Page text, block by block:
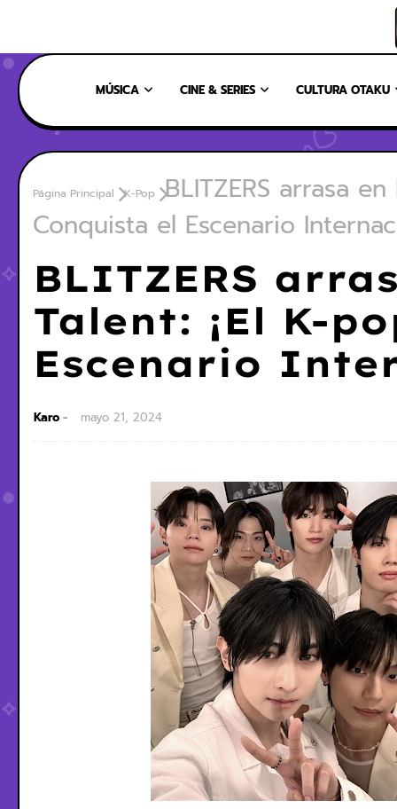
MÚSICA CINE & SERIES CULTURA OTAKU
Página Principal K-Pop
BLITZERS arrasa
Conquista el Escenario
BLITZERS
Talent: ¡El K-
Escenario
Karo mayo 21, 2024